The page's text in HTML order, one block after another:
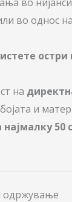
во однос
на
и
најмалку 50
одржување